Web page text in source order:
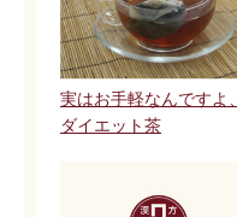
実はお手軽なんですよ、
ダイエット茶